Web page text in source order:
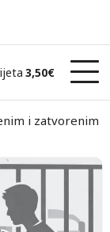
3,50€
i zatvorenim